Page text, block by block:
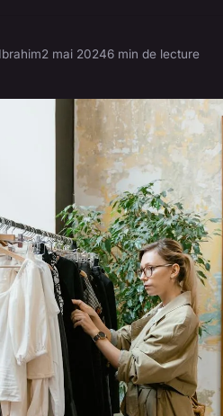
Ibrahim2 mai 20246 min de lecture